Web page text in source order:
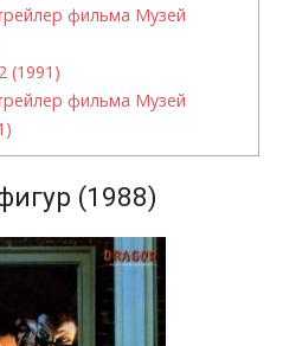
фильма Музей
(1991)
фильма Музей
(1988)